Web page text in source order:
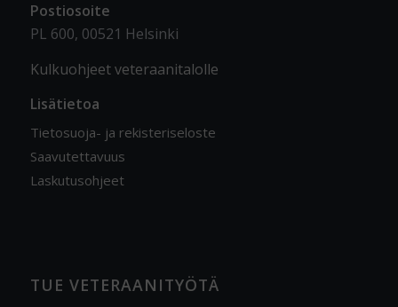
Postiosoite
PL 600, 00521 Helsinki
Kulkuohjeet veteraanitalolle
Lisätietoa
Tietosuoja- ja rekisteriseloste
Saavutettavuus
Laskutusohjeet
TUE VETERAANITYÖTÄ